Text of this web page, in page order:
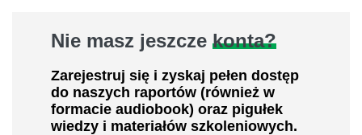
Nie masz jeszcze konta?
Zarejestruj się i zyskaj pełen dostęp
do naszych raportów (również w
formacie audiobook) oraz pigułek
wiedzy i materiałów szkoleniowych.